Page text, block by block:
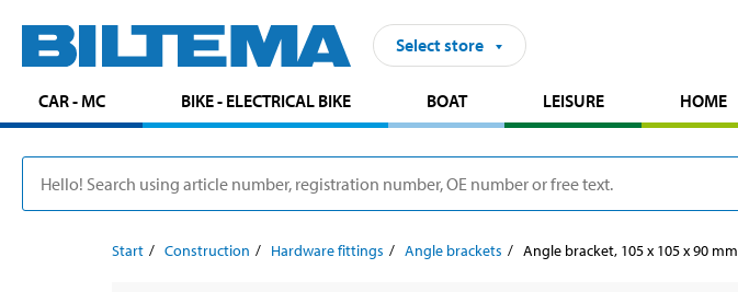
Select store
CAR - MC BIKE - ELECTRICAL BIKE BOAT LEISURE HOME
Start Construction Hardware fittings Angle brackets Angle bracket, 105 x 105 x 90 mm